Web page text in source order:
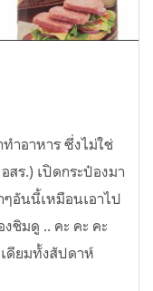
ำอาหาร ซึ่งไม่ใช่
ร.) เปิดกระป๋องมา
อันนี้เหมือนเอาไป
ชิมดู .. คะ คะ คะ
ดียมทั้งสัปดาห์